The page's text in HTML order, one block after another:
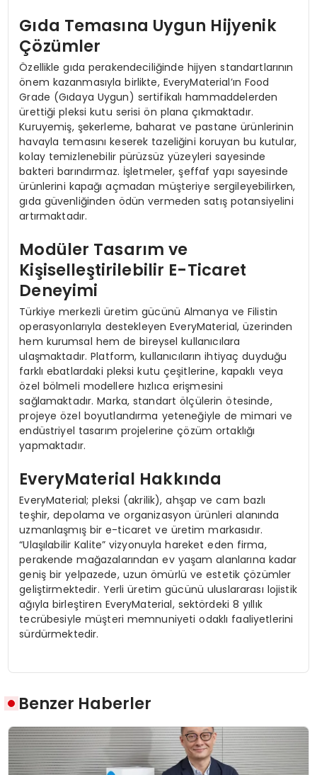
Gıda Temasına Uygun Hijyenik
Çözümler
Özellikle gıda perakendeciliğinde hijyen standartlarının
önem kazanmasıyla birlikte, EveryMaterial’ın Food
Grade (Gıdaya Uygun) sertifikalı hammaddelerden
ürettiği pleksi kutu serisi ön plana çıkmaktadır.
Kuruyemiş, şekerleme, baharat ve pastane ürünlerinin
havayla temasını keserek tazeliğini koruyan bu kutular,
kolay temizlenebilir pürüzsüz yüzeyleri sayesinde
bakteri barındırmaz. İşletmeler, şeffaf yapı sayesinde
ürünlerini kapağı açmadan müşteriye sergileyebilirken,
gıda güvenliğinden ödün vermeden satış potansiyelini
artırmaktadır.
Modüler Tasarım ve
Kişiselleştirilebilir E-Ticaret
Deneyimi
Türkiye merkezli üretim gücünü Almanya ve Filistin
operasyonlarıyla destekleyen EveryMaterial, üzerinden
hem kurumsal hem de bireysel kullanıcılara
ulaşmaktadır. Platform, kullanıcıların ihtiyaç duyduğu
farklı ebatlardaki pleksi kutu çeşitlerine, kapaklı veya
özel bölmeli modellere hızlıca erişmesini
sağlamaktadır. Marka, standart ölçülerin ötesinde,
projeye özel boyutlandırma yeteneğiyle de mimari ve
endüstriyel tasarım projelerine çözüm ortaklığı
yapmaktadır.
EveryMaterial Hakkında
EveryMaterial; pleksi (akrilik), ahşap ve cam bazlı
teşhir, depolama ve organizasyon ürünleri alanında
uzmanlaşmış bir e-ticaret ve üretim markasıdır.
“Ulaşılabilir Kalite” vizyonuyla hareket eden firma,
perakende mağazalarından ev yaşam alanlarına kadar
geniş bir yelpazede, uzun ömürlü ve estetik çözümler
geliştirmektedir. Yerli üretim gücünü uluslararası lojistik
ağıyla birleştiren EveryMaterial, sektördeki 8 yıllık
tecrübesiyle müşteri memnuniyeti odaklı faaliyetlerini
sürdürmektedir.
Benzer Haberler